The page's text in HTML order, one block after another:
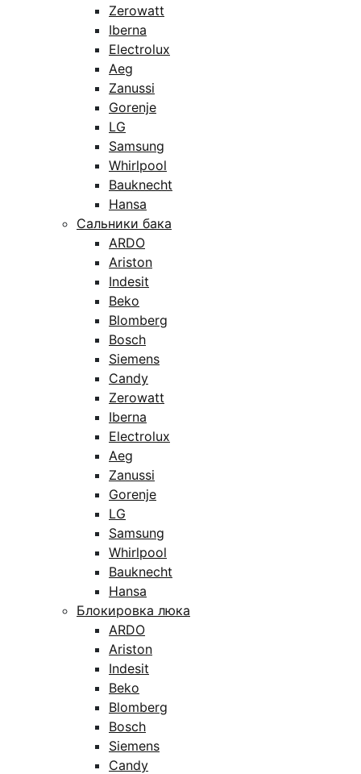
Zerowatt
Iberna
Electrolux
Aeg
Zanussi
Gorenje
LG
Samsung
Whirlpool
Bauknecht
Hansa
Сальники бака
ARDO
Ariston
Indesit
Beko
Blomberg
Bosch
Siemens
Candy
Zerowatt
Iberna
Electrolux
Aeg
Zanussi
Gorenje
LG
Samsung
Whirlpool
Bauknecht
Hansa
Блокировка люка
ARDO
Ariston
Indesit
Beko
Blomberg
Bosch
Siemens
Candy